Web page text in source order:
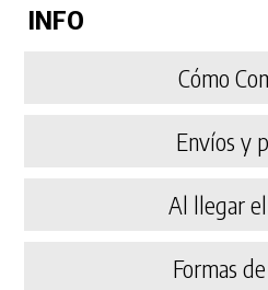
INFO
Cómo
Envíos y
Al llegar
Formas